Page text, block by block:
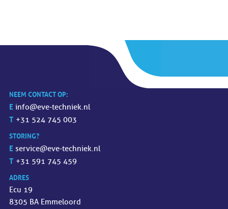
NEEM CONTACT OP:
E info@eve-techniek.nl
T +31 524 745 003
STORING?
E service@eve-techniek.nl
T +31 591 745 459
ADRES
Ecu 19
8305 BA Emmeloord